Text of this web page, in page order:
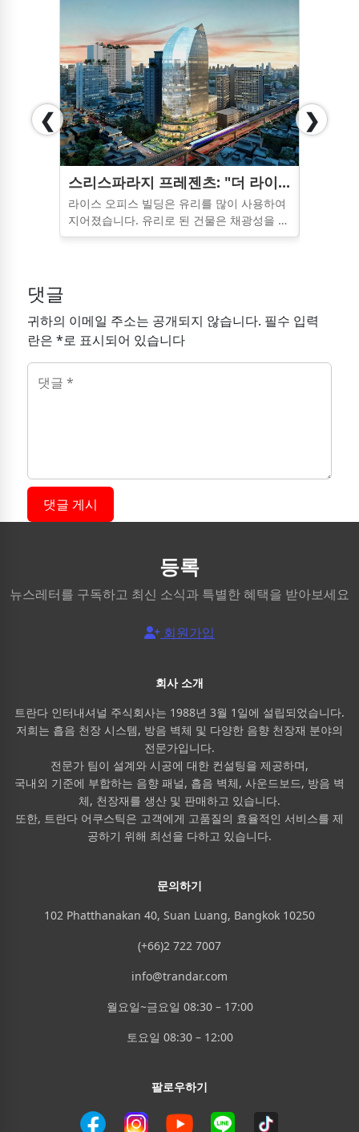
❮ ❯
스리스파라지 프레젠츠: "더 라이스" 사판콰이 지구에 새로운 활기를 불어넣는 모던 건축
라이스 오피스 빌딩은 유리를 많이 사용하여
지어졌습니다. 유리로 된 건물은 채광성을 높
이고 전력 소비를 줄일 수 있는 반면, 궁극적
댓글
귀하의 이메일 주소는 공개되지 않습니다. 필수 입력
란은 *로 표시되어 있습니다
댓글 게시
등록
뉴스레터를 구독하고 최신 소식과 특별한 혜택을 받아보세요
회원가입
회사 소개
트란다 인터내셔널 주식회사는 1988년 3월 1일에 설립되었습니다.
저희는 흡음 천장 시스템, 방음 벽체 및 다양한 음향 천장재 분야의
전문가입니다.
전문가 팀이 설계와 시공에 대한 컨설팅을 제공하며,
국내외 기준에 부합하는 음향 패널, 흡음 벽체, 사운드보드, 방음 벽
체, 천장재를 생산 및 판매하고 있습니다.
또한, 트란다 어쿠스틱은 고객에게 고품질의 효율적인 서비스를 제
공하기 위해 최선을 다하고 있습니다.
문의하기
102 Phatthanakan 40, Suan Luang, Bangkok 10250
(+66)2 722 7007
info@trandar.com
월요일~금요일 08:30 – 17:00
토요일 08:30 – 12:00
팔로우하기